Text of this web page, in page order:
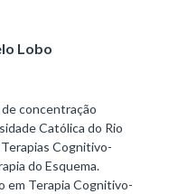
Lobo
concentração
Católica do Rio
Cognitivo-
do Esquema.
em Terapia Cognitivo-